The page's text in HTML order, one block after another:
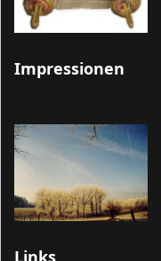
Impressionen
Links